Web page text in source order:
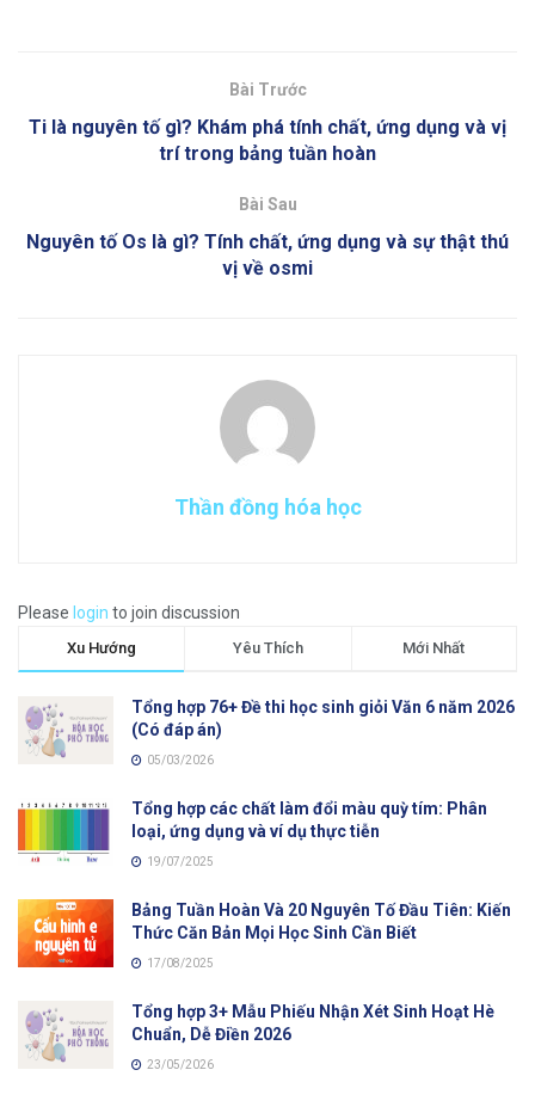
Bài Trước
Ti là nguyên tố gì? Khám phá tính chất, ứng dụng và vị
trí trong bảng tuần hoàn
Bài Sau
Nguyên tố Os là gì? Tính chất, ứng dụng và sự thật thú
vị về osmi
Thần đồng hóa học
Please login to join discussion
Xu Hướng Yêu Thích Mới Nhất
Tổng hợp 76+ Đề thi học sinh giỏi Văn 6 năm 2026
(Có đáp án)
05/03/2026
Tổng hợp các chất làm đổi màu quỳ tím: Phân
loại, ứng dụng và ví dụ thực tiễn
19/07/2025
Bảng Tuần Hoàn Và 20 Nguyên Tố Đầu Tiên: Kiến
Thức Căn Bản Mọi Học Sinh Cần Biết
17/08/2025
Tổng hợp 3+ Mẫu Phiếu Nhận Xét Sinh Hoạt Hè
Chuẩn, Dễ Điền 2026
23/05/2026